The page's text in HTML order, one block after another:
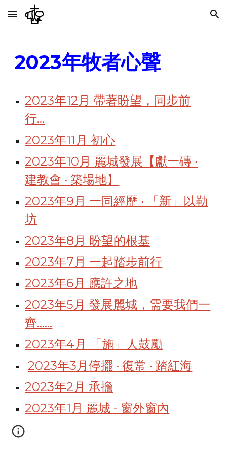
Skip to main content Skip to navigation
2023年牧者心聲
2023年12月 帶著盼望，同步前
行...
2023年11月 初心
2023年10月 麗城發展【獻一磚 ‧
建教會 ‧ 築場地】
2023年9月 一同經歷 ‧ 「新」以勒
坊
2023年8月 盼望的根基
2023年7月 一起踏步前行
2023年6月 應許之地
2023年5月 發展麗城，需要我們一
齊......
2023年4月 「施」人鼓勵
2023年3月停擺 ‧ 復常 ‧ 踏紅海
2023年2月 承擔
2023年1月 麗城 - 窗外窗內